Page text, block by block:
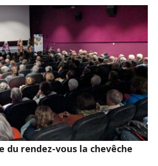
du rendez-vous la chevêche